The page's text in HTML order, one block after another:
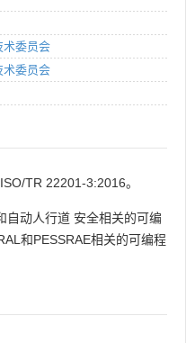
术委员会
术委员会
TR 22201-3:2016。
自动人行道 安全相关的可编
和PESSRAE相关的可编程